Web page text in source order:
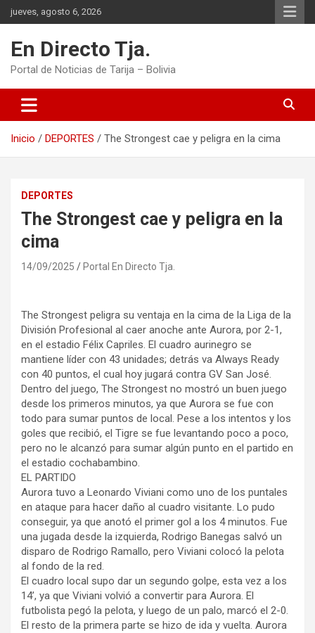
Saltar
al
jueves, agosto 6, 2026
En Directo Tja.
Portal de Noticias de Tarija – Bolivia
Inicio DEPORTES The Strongest cae y peligra en la cima
DEPORTES
The Strongest cae y peligra en la
cima
14/09/2025 Portal En Directo Tja.
The Strongest peligra su ventaja en la cima de la Liga de la
División Profesional al caer anoche ante Aurora, por 2-1,
en el estadio Félix Capriles. El cuadro aurinegro se
mantiene líder con 43 unidades; detrás va Always Ready
con 40 puntos, el cual hoy jugará contra GV San José.
Dentro del juego, The Strongest no mostró un buen juego
desde los primeros minutos, ya que Aurora se fue con
todo para sumar puntos de local. Pese a los intentos y los
goles que recibió, el Tigre se fue levantando poco a poco,
pero no le alcanzó para sumar algún punto en el partido en
el estadio cochabambino.
EL PARTIDO
Aurora tuvo a Leonardo Viviani como uno de los puntales
en ataque para hacer daño al cuadro visitante. Lo pudo
conseguir, ya que anotó el primer gol a los 4 minutos. Fue
una jugada desde la izquierda, Rodrigo Banegas salvó un
disparo de Rodrigo Ramallo, pero Viviani colocó la pelota
al fondo de la red.
El cuadro local supo dar un segundo golpe, esta vez a los
14’, ya que Viviani volvió a convertir para Aurora. El
futbolista pegó la pelota, y luego de un palo, marcó el 2-0.
El resto de la primera parte se hizo de ida y vuelta. Aurora